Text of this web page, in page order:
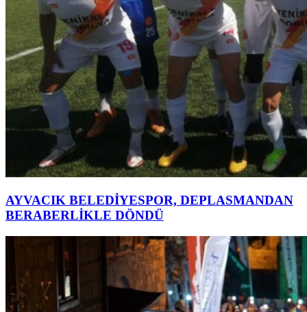
AYVACIK BELEDİYESPOR, DEPLASMANDAN
BERABERLİKLE DÖNDÜ